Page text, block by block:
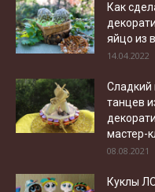
Как
яйцо из
14.04.2022
Сладкий
танцев
мастер-
08.08.2021
Куклы